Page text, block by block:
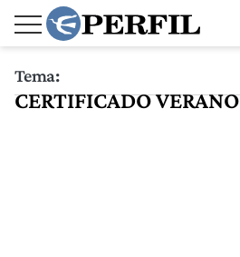
Tema:
CERTIFICADO VERANO